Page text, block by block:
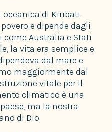
oceanica di Kiribati.
e dipende dagli
Australia e Stati
la vita era semplice e
dal mare e
maggiormente dal
vitale per il
climatico è una
ma la nostra
di Dio.